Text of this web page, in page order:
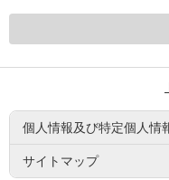
個人情報及び特定個人情
サイトマップ